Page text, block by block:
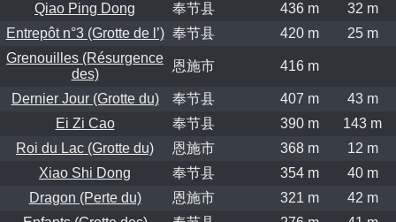
Qiao Ping Dong
奉节县 436 m
32 m
Entrepôt n°3 (Grotte de l’) 奉节县 420 m
25 m
Grenouilles (Résurgence
des)
恩施市 416 m
Dernier Jour (Grotte du) 奉节县 407 m
43 m
Ei Zi Cao
奉节县 390 m
143 m
Roi du Lac (Grotte du)
恩施市 368 m
12 m
Xiao Shi Dong
奉节县 354 m
40 m
Dragon (Perte du)
恩施市 321 m
42 m